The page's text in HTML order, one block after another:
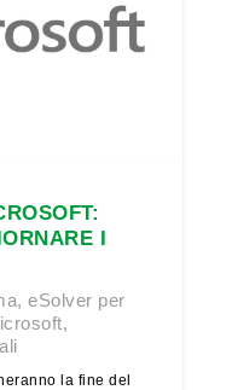
I
,eSolver per
,
la fine del